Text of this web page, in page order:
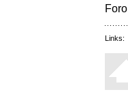
Foro
Links: